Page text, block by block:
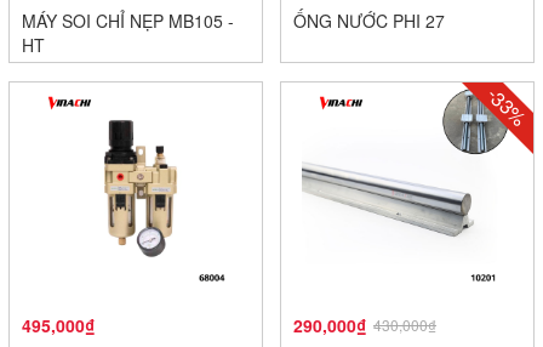
MÁY SOI CHỈ NẸP MB105 -
HT
ỐNG NƯỚC PHI 27
495,000₫
-33%
290,000₫ 430,000₫